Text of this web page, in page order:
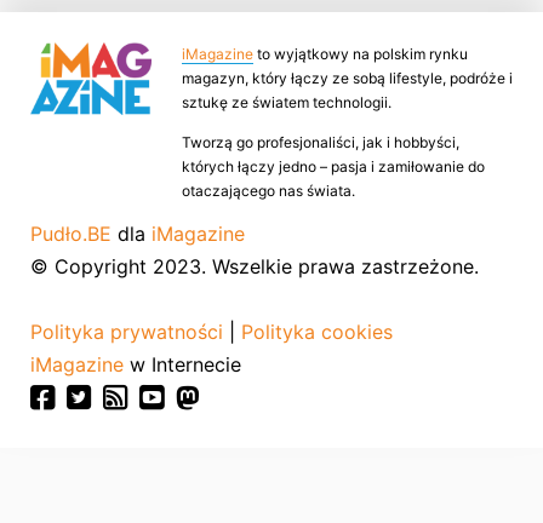
iMagazine to wyjątkowy na polskim rynku
magazyn, który łączy ze sobą lifestyle, podróże i
sztukę ze światem technologii.
Tworzą go profesjonaliści, jak i hobbyści,
których łączy jedno – pasja i zamiłowanie do
otaczającego nas świata.
Pudło.BE dla iMagazine
© Copyright 2023. Wszelkie prawa zastrzeżone.
Polityka prywatności
Polityka cookies
iMagazine w Internecie